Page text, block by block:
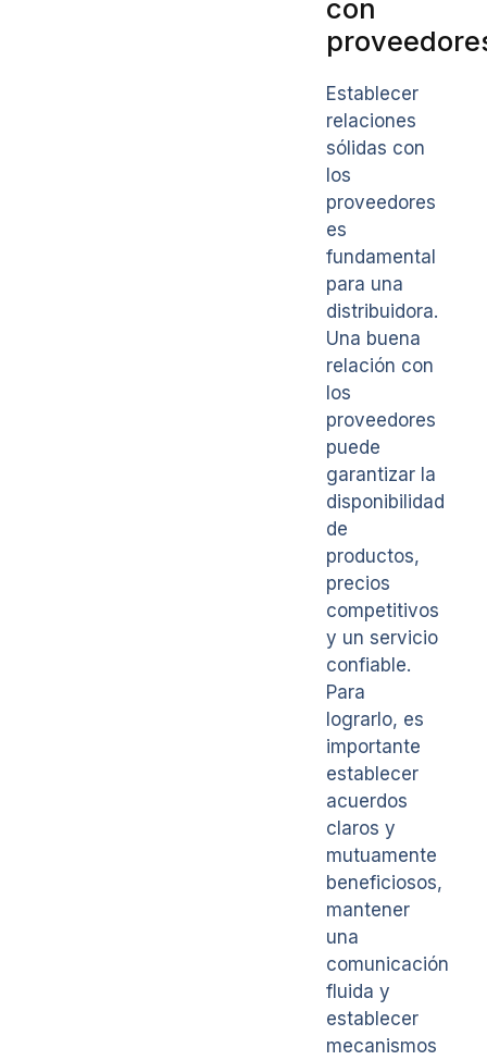
con
Establecer
relaciones
sólidas con
los
proveedores
es
fundamental
para una
distribuidora.
Una buena
relación con
los
proveedores
puede
garantizar la
disponibilidad
de
productos,
precios
competitivos
y un servicio
confiable.
Para
lograrlo, es
importante
establecer
acuerdos
claros y
mutuamente
beneficiosos,
mantener
una
comunicación
fluida y
establecer
mecanismos